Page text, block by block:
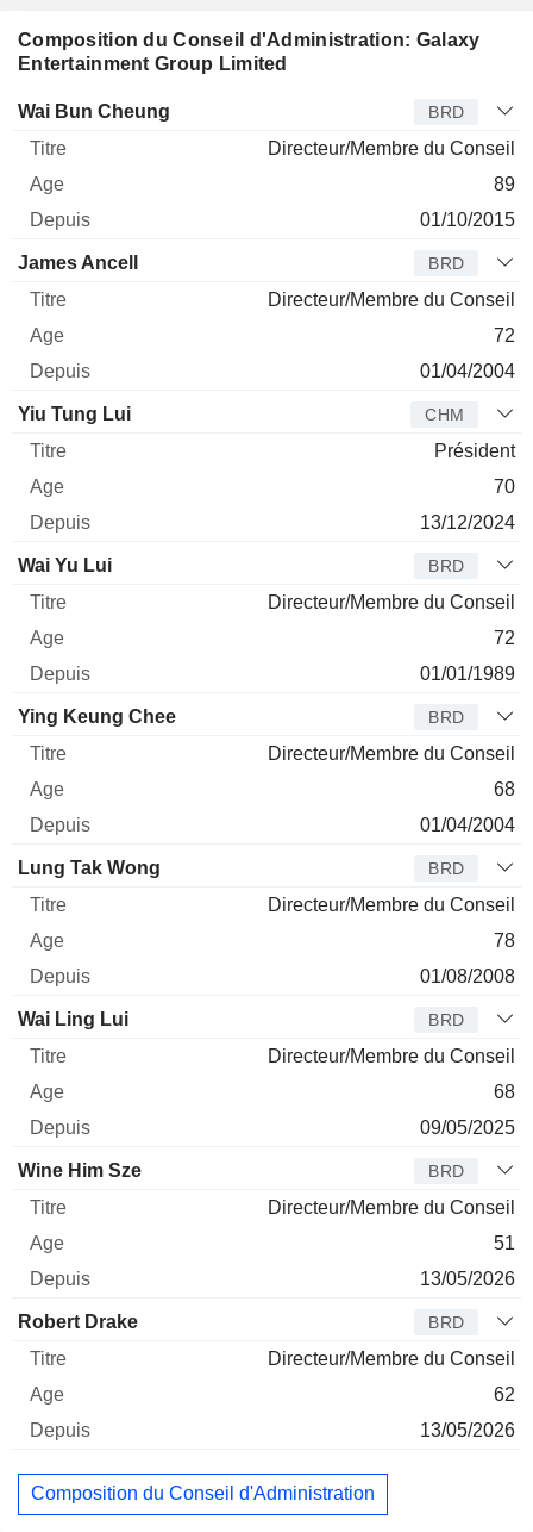
Composition du Conseil d'Administration: Galaxy
Entertainment Group Limited
Administrateur Titre
Wai Bun Cheung BRD
Directeur/Membre du Conseil
89
01/10/2015
James Ancell BRD
Directeur/Membre du Conseil
72
01/04/2004
Yiu Tung Lui CHM
Président
70
13/12/2024
Wai Yu Lui BRD
Directeur/Membre du Conseil
72
01/01/1989
Ying Keung Chee BRD
Directeur/Membre du Conseil
68
01/04/2004
Lung Tak Wong BRD
Directeur/Membre du Conseil
78
01/08/2008
Wai Ling Lui BRD
Directeur/Membre du Conseil
68
09/05/2025
Wine Him Sze BRD
Directeur/Membre du Conseil
51
13/05/2026
Robert Drake BRD
Directeur/Membre du Conseil
62
13/05/2026
Composition du Conseil d'Administration